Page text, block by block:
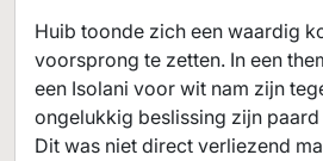
Huib toonde zich een waardig
voorsprong te zetten. In een
een Isolani voor wit nam zijn
ongelukkig beslissing zijn
Dit was niet direct verliezend